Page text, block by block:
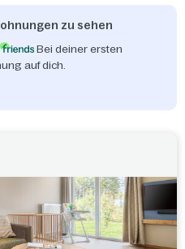
zu sehen
Bei deiner ersten
auf dich.